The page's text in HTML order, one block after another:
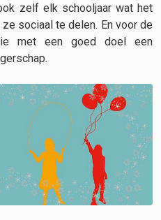
zelf elk schooljaar wat het
sociaal te delen. En voor de
met een goed doel een